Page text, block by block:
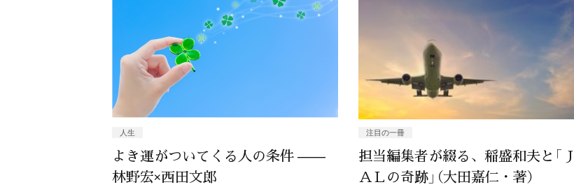
人生
よき運がついてくる人の条件 ——
林野宏×西田文郎
注目の一冊
担当編集者が綴る、稲盛和夫と「Ｊ
ＡＬの奇跡」（大田嘉仁・著）